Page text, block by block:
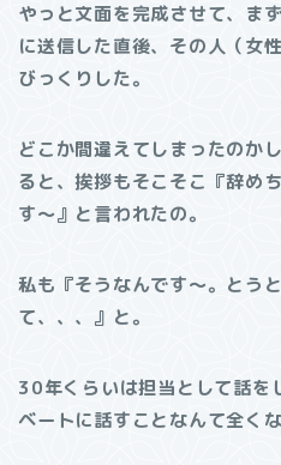
やっと文面を完成させて、ま
に送信した直後、その人（女
びっくりした。
どこか間違えてしまったのか
ると、挨拶もそこそこ『辞め
す〜』と言われたの。
私も『そうなんです〜。とう
て、、、』と。
30年くらいは担当として話を
ベートに話すことなんて全く